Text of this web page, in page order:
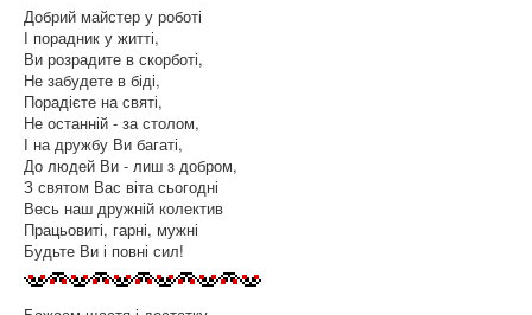
Добрий майстер у роботі
І порадник у житті,
Ви розрадите в скорботі,
Не забудете в біді,
Порадієте на святі,
Не останній - за столом,
І на дружбу Ви багаті,
До людей Ви - лиш з добром,
З святом Вас віта сьогодні
Весь наш дружній колектив
Працьовиті, гарні, мужні
Будьте Ви і повні сил!